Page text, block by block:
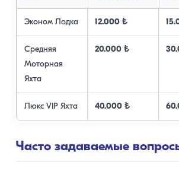
Эконом Лодка 12.000 ₺
Средняя
Моторная
Яхта
20.000 ₺
Люкс VIP Яхта 40.000 ₺
Часто задаваемые